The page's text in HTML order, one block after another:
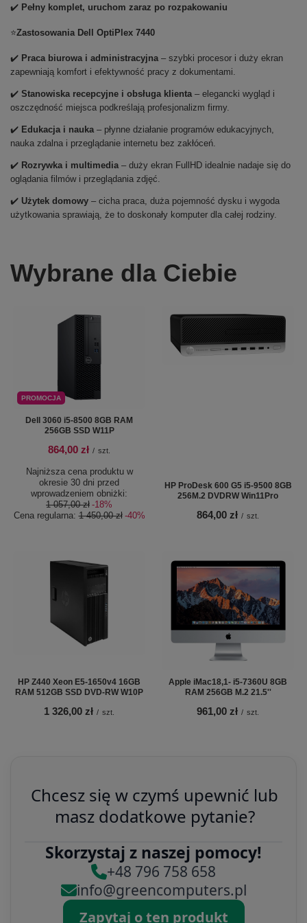
✔️ Pełny komplet, uruchom zaraz po rozpakowaniu
⭐Zastosowania Dell OptiPlex 7440
✔️ Praca biurowa i administracyjna – szybki procesor i duży ekran
zapewniają komfort i efektywność pracy z dokumentami.
✔️ Stanowiska recepcyjne i obsługa klienta – elegancki wygląd i
oszczędność miejsca podkreślają profesjonalizm firmy.
✔️ Edukacja i nauka – płynne działanie programów edukacyjnych,
nauka zdalna i przeglądanie internetu bez zakłóceń.
✔️ Rozrywka i multimedia – duży ekran FullHD idealnie nadaje się do
oglądania filmów i przeglądania zdjęć.
✔️ Użytek domowy – cicha praca, duża pojemność dysku i wygoda
użytkowania sprawiają, że to doskonały komputer dla całej rodziny.
Wybrane dla Ciebie
PROMOCJA
Dell 3060 i5-8500 8GB RAM
256GB SSD W11P
864,00 zł / szt.
Najniższa cena produktu w
okresie 30 dni przed
wprowadzeniem obniżki:
1 057,00 zł -18%
Cena regularna:1 450,00 zł -40%
HP ProDesk 600 G5 i5-9500 8GB
256M.2 DVDRW Win11Pro
864,00 zł / szt.
HP Z440 Xeon E5-1650v4 16GB
RAM 512GB SSD DVD-RW W10P
1 326,00 zł / szt.
Apple iMac18,1- i5-7360U 8GB
RAM 256GB M.2 21.5''
961,00 zł / szt.
Chcesz się w czymś upewnić lub
masz dodatkowe pytanie?
Skorzystaj z naszej pomocy!
+48 796 758 658
info@greencomputers.pl
Zapytaj o ten produkt